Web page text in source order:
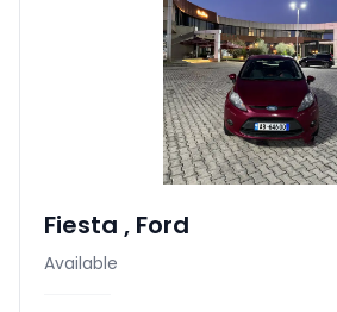
Fiesta , Ford
Available